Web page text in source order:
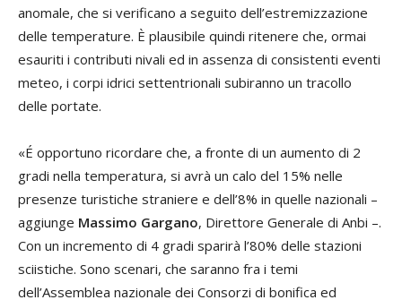
anomale, che si verificano a seguito dell’estremizzazione
delle temperature. È plausibile quindi ritenere che, ormai
esauriti i contributi nivali ed in assenza di consistenti eventi
meteo, i corpi idrici settentrionali subiranno un tracollo
delle portate.
«É opportuno ricordare che, a fronte di un aumento di 2
gradi nella temperatura, si avrà un calo del 15% nelle
presenze turistiche straniere e dell’8% in quelle nazionali –
aggiunge Massimo Gargano, Direttore Generale di Anbi –.
Con un incremento di 4 gradi sparirà l’80% delle stazioni
sciistiche. Sono scenari, che saranno fra i temi
dell’Assemblea nazionale dei Consorzi di bonifica ed